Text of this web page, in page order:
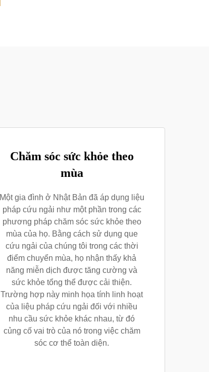
Chăm sóc sức khỏe theo
mùa
Một gia đình ở Nhật Bản đã áp dụng liệu
pháp cứu ngải như một phần trong các
phương pháp chăm sóc sức khỏe theo
mùa của họ. Bằng cách sử dụng que
cứu ngải của chúng tôi trong các thời
điểm chuyển mùa, họ nhận thấy khả
năng miễn dịch được tăng cường và
sức khỏe tổng thể được cải thiện.
Trường hợp này minh họa tính linh hoạt
của liệu pháp cứu ngải đối với nhiều
nhu cầu sức khỏe khác nhau, từ đó
củng cố vai trò của nó trong việc chăm
sóc cơ thể toàn diện.